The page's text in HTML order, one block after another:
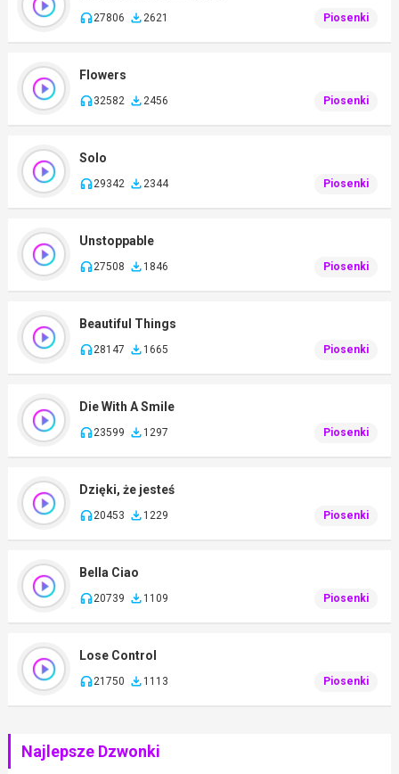
27806 2621 Piosenki
Flowers
32582 2456 Piosenki
Solo
29342 2344 Piosenki
Unstoppable
27508 1846 Piosenki
Beautiful Things
28147 1665 Piosenki
Die With A Smile
23599 1297 Piosenki
Dzięki, że jesteś
20453 1229 Piosenki
Bella Ciao
20739 1109 Piosenki
Lose Control
21750 1113 Piosenki
Najlepsze Dzwonki